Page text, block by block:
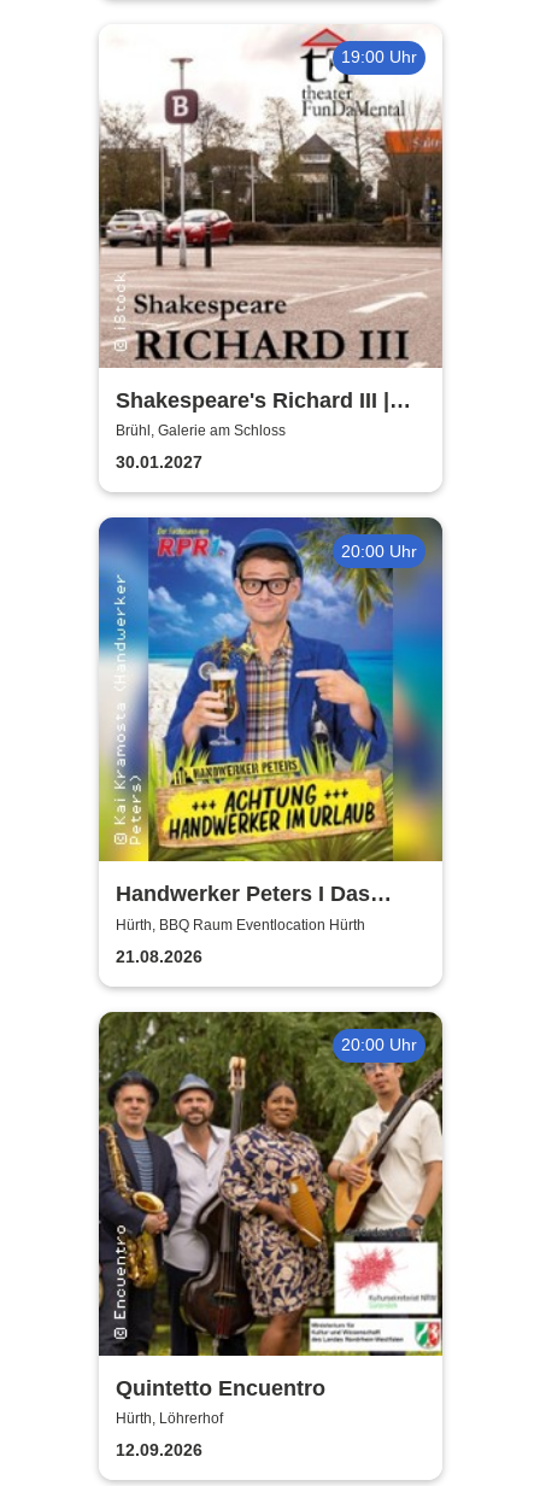
19:00 Uhr
Shakespeare's Richard III |
Galerie am Schloss Brühl
Brühl, Galerie am Schloss
30.01.2027
20:00 Uhr
Handwerker Peters I Das
Sommer Event | Achtung -
Handwerker im UrlaubOpen
Air
Hürth, BBQ Raum Eventlocation Hürth
21.08.2026
20:00 Uhr
Quintetto Encuentro
Hürth, Löhrerhof
12.09.2026